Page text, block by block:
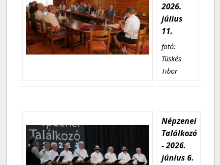
2026.
július
11.
fotó:
Tüskés
Tibor
Népzenei
Találkozó
- 2026.
június 6.